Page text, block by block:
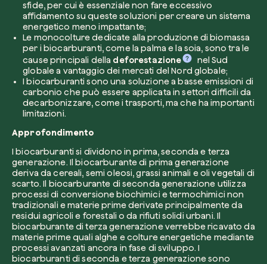
sfide, per cui è essenziale non fare eccessivo
affidamento su queste soluzioni per creare un sistema
energetico meno impattante;
Le monocolture dedicate alla produzione di biomassa
per i biocarburanti, come la palma e la soia, sono tra le
cause principali della deforestazione
nel Sud
globale a vantaggio dei mercati del Nord globale;
I biocarburanti sono una soluzione a basse emissioni di
carbonio che può essere applicata in settori difficili da
decarbonizzare, come i trasporti, ma che ha importanti
limitazioni.
Approfondimento
I biocarburanti si dividono in prima, seconda e terza
generazione. Il biocarburante di prima generazione
deriva da cereali, semi oleosi, grassi animali e oli vegetali di
scarto. Il biocarburante di seconda generazione utilizza
processi di conversione biochimici e termochimici non
tradizionali e materie prime derivate principalmente da
residui agricoli e forestali o da rifiuti solidi urbani. Il
biocarburante di terza generazione verrebbe ricavato da
materie prime quali alghe e colture energetiche mediante
processi avanzati ancora in fase di sviluppo. I
biocarburanti di seconda e terza generazione sono
Crea la tua foresta
Pianta una foresta in un’area del mondo a
Comincia ora
Azienda*
Servizio di interesse
Come possiamo aiutarti?*
Come ci hai conosciuto